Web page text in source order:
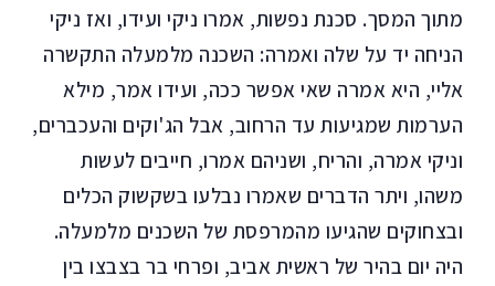
מתוך המסך. סכנת נפשות, אמרו ניקי ועידו, ואז ניקי
הניחה יד על שלה ואמרה: השכנה מלמעלה התקשרה
אליי, היא אמרה שאי אפשר ככה, ועידו אמר, מילא
הערמות שמגיעות עד הרחוב, אבל הג'וקים והעכברים,
וניקי אמרה, והריח, ושניהם אמרו, חייבים לעשות
משהו, ויתר הדברים שאמרו נבלעו בשקשוק הכלים
ובצחוקים שהגיעו מהמרפסת של השכנים מלמעלה.
היה יום בהיר של ראשית אביב, ופרחי בר בצבצו בין